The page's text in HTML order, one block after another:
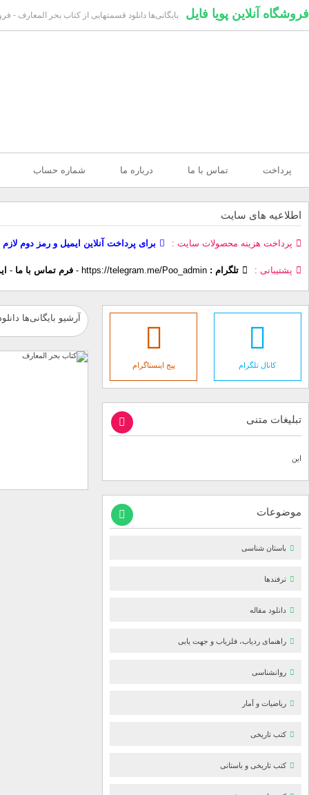
فروشگاه آنلاین پویا فایل بایگانی‌ها دانلود قسمتهایی از کتاب بحر المعارف -
پرداخت تماس با ما درباره ما شماره حساب
اطلاعیه های سایت
پرداخت هزینه محصولات سایت برای پرداخت آنلاین ایمیل و رمز دوم
پشتیبانی تلگرام : https://telegram.me/Poo_admin
- فرم تماس با ما -
آرشیو بایگانی‌ها
کانال تلگرام پیج اینستاگرام
تبلیغات متنی
این
موضوعات
باستان شناسی
ترفندها
دانلود مقاله
راهنمای ردیاب، فلزیاب و جهت یابی
روانشناسی
ریاضیات و آمار
کتب تاریخی
کتب تاریخی و باستانی